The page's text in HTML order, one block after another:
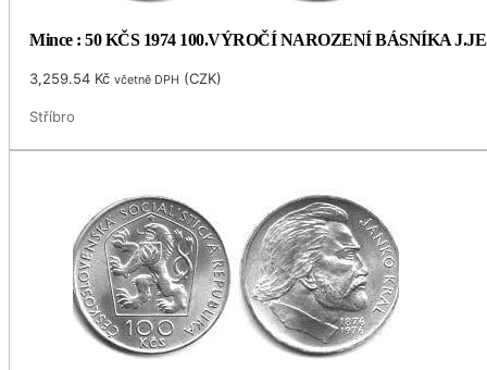
Mince : 50 KČS 1974 100.VÝROČÍ NAROZENÍ BÁSNÍKA
3,259.54 Kč včetně DPH (CZK)
Stříbro